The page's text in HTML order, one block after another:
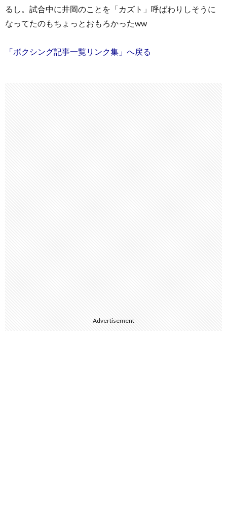
るし。試合中に井岡のことを「カズト」呼ばわりしそうに
なってたのもちょっとおもろかったww
「ボクシング記事一覧リンク集」へ戻る
Advertisement